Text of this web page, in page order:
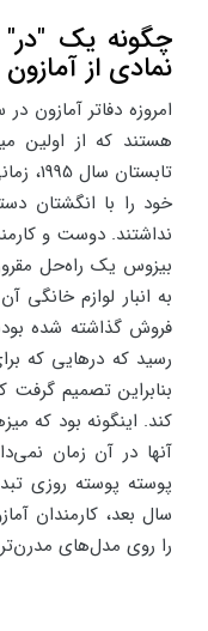
چگونه یک
نمادی از
امروزه دفاتر آمازون
هستند که از اولین
خود را با انگشتان
نداشتند. دوست و
بیزوس یک راه‌حل
به انبار لوازم
فروش گذاشته شده
رسید که درهایی که
بنابراین تصمیم
کند. اینگونه بود که
آنها در آن زمان
پوسته پوسته روزی
سال بعد، کارمندان
را روی مدل‌های